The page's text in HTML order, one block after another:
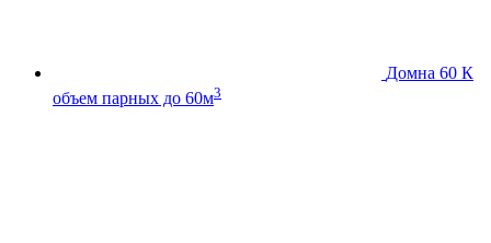
Домна 60 К
объем парных до 60м3